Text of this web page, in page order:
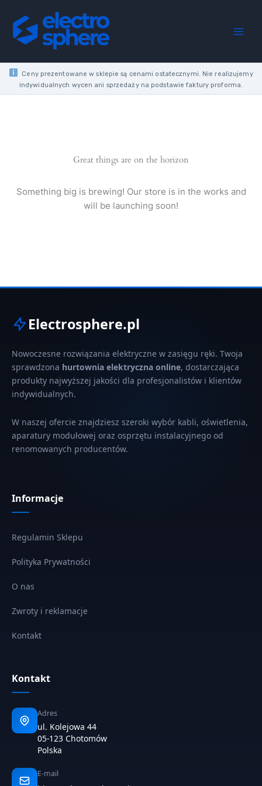
content
Ceny prezentowane w sklepie są cenami ostatecznymi. Nie realizujemy
indywidualnych wycen ani sprzedaży na podstawie faktury proforma.
Great things are on the horizon
Something big is brewing! Our store is in the works and
will be launching soon!
Electrosphere.pl
Nowoczesne rozwiązania elektryczne w zasięgu ręki. Twoja
sprawdzona hurtownia elektryczna online, dostarczająca
produkty najwyższej jakości dla profesjonalistów i klientów
indywidualnych.
W naszej ofercie znajdziesz szeroki wybór kabli, oświetlenia,
aparatury modułowej oraz osprzętu instalacyjnego od
renomowanych producentów.
Informacje
Regulamin Sklepu
Polityka Prywatności
O nas
Zwroty i reklamacje
Kontakt
Kontakt
Adres
ul. Kolejowa 44
05-123 Chotomów
Polska
E-mail